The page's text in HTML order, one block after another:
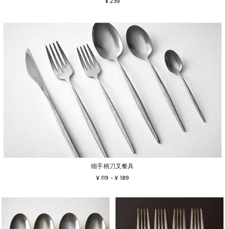
细手柄刀叉餐具
¥ 119 - ¥ 189
图片已更改为 1 / 6 图片已更改为 1 / 6